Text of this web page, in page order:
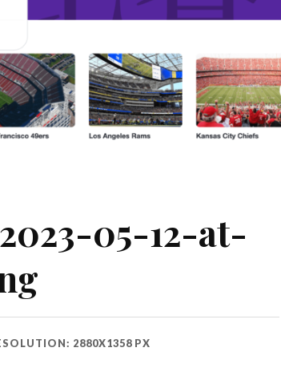
05-12-at-
2880X1358 PX